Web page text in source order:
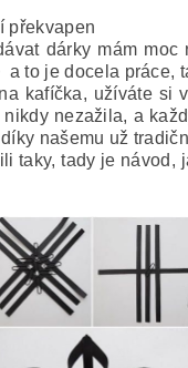
překvapen
dárky mám
to je docela práce,
kafíčka, užíváte si
nezažila, a
našemu už
taky, tady je